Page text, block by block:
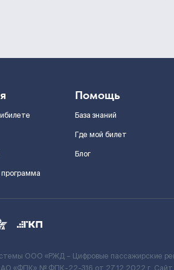
Помощь
База знаний
Где мой билет
Блог
ООО «РЖД – Цифровые пассажирские